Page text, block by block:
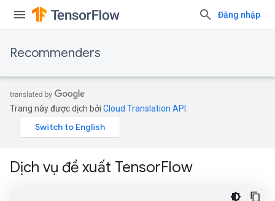
Đăng nhập
Recommenders
Trang này được dịch bởi Cloud Translation API
Dịch vụ đề xuất TensorFlow